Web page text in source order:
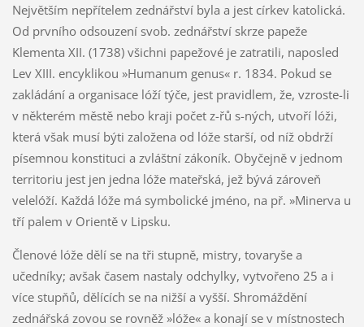
Největším nepřítelem zednářství byla a jest církev katolická.
Od prvního odsouzení svob. zednářství skrze papeže
Klementa XII. (1738) všichni papežové je zatratili, naposled
Lev XIII. encyklikou »Humanum genus« r. 1834. Pokud se
zakládání a organisace lóží týče, jest pravidlem, že, vzroste-li
v některém městě nebo kraji počet z-řů s-ných, utvoří lóži,
která však musí býti založena od lóže starší, od níž obdrží
písemnou konstituci a zvláštní zákoník. Obyčejně v jednom
territoriu jest jen jedna lóže mateřská, jež bývá zároveň
velelóží. Každá lóže má symbolické jméno, na př. »Minerva u
tří palem v Orientě v Lipsku.
Členové lóže dělí se na tři stupně, mistry, tovaryše a
učedníky; avšak časem nastaly odchylky, vytvořeno 25 a i
více stupňů, dělících se na nižší a vyšší. Shromáždění
zednářská zovou se rovněž »lóže« a konají se v místnostech